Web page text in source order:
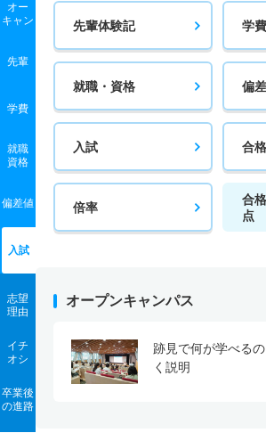
オー
キャン
先輩
学費
就職
資格
偏差値
入試
志望
理由
イチ
オシ
卒業後
の進路
先輩体験記 学費
就職・資格 偏
入試 合
倍率
合
点
オープンキャンパス
跡見で何が学べる
く説明